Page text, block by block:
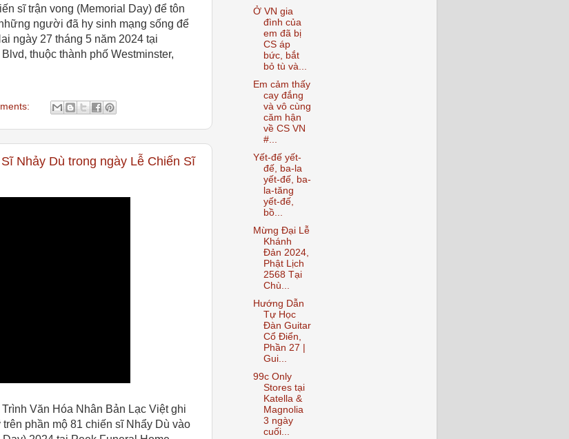
sĩ trận vong (Memorial Day) để tôn
người đã hy sinh mạng sống để
ngày 27 tháng 5 năm 2024 tại
thuộc thành phố Westminster,
Nhảy Dù trong ngày Lễ Chiến Sĩ
Văn Hóa Nhân Bản Lạc Việt ghi
phần mộ 81 chiến sĩ Nhẩy Dù vào
Ở VN gia
đình của
em đã bị
CS áp
bức, bắt
bỏ tù và...
Em cảm thấy
cay đắng
và vô cùng
căm hận
về CS VN
#...
Yết-đế yết-
đế, ba-la
yết-đế, ba-
la-tăng
yết-đế,
bồ...
Mừng Đại Lễ
Khánh
Đản 2024,
Phật Lịch
2568 Tại
Chù...
Hướng Dẫn
Tự Học
Đàn Guitar
Cổ Điển,
Phần 27 |
Gui...
99c Only
Stores tại
Katella &
Magnolia
3 ngày
cuối...